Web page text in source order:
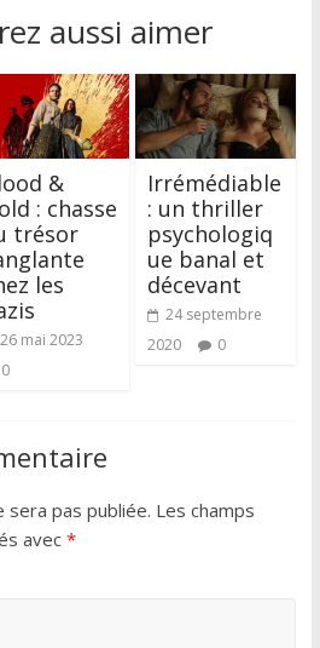
aussi aimer
&
: chasse
trésor
les
26 mai 2023
0
Irrémédiable
: un thriller
psychologiq
ue banal et
décevant
24 septembre
2020
0
pas publiée. Les champs
avec *